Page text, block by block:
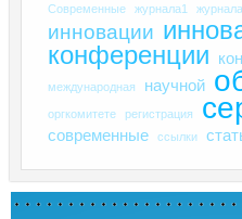
Современные
журнала1
инновации
конференции
международная научной
оргкомитете регистрация
современные ссылки